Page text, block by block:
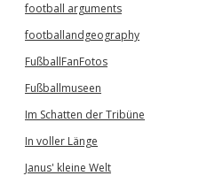
football arguments
footballandgeography
FußballFanFotos
Fußballmuseen
Im Schatten der Tribüne
In voller Länge
Janus' kleine Welt